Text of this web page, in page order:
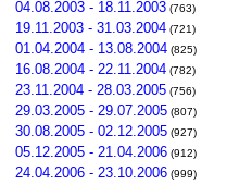
04.08.2003 - 18.11.2003 (763)
19.11.2003 - 31.03.2004 (721)
01.04.2004 - 13.08.2004 (825)
16.08.2004 - 22.11.2004 (782)
23.11.2004 - 28.03.2005 (756)
29.03.2005 - 29.07.2005 (807)
30.08.2005 - 02.12.2005 (927)
05.12.2005 - 21.04.2006 (912)
24.04.2006 - 23.10.2006 (999)